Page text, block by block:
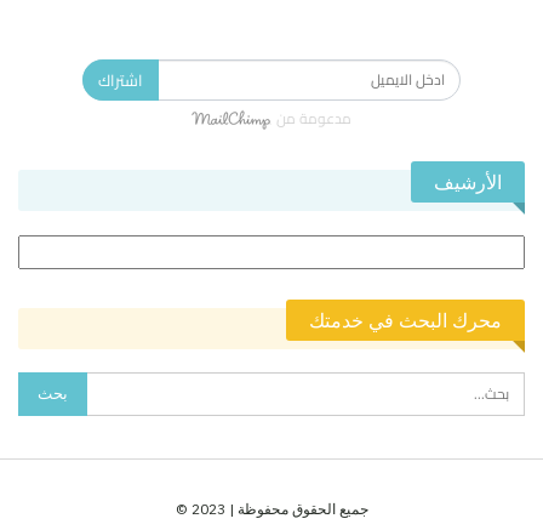
اشتراك
مدعومة من
الأرشيف
محرك البحث في خدمتك
جميع الحقوق محفوظة | 2023 ©